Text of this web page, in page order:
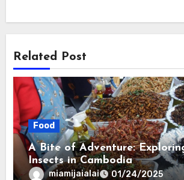
Related Post
Food
A Bite of Adventure:
Insects in Cambodia
miamijaialai 01/24/2025